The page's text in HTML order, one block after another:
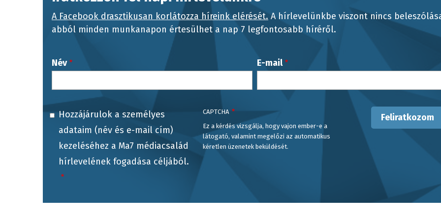
A Facebook drasztikusan korlátozza híreink elérését. A hírlevelünkbe viszont nincs
abból minden munkanapon értesülhet a nap 7 legfontosabb híréről.
Név E-mail
Hozzájárulok a személyes
adataim (név és e-mail cím)
kezeléséhez a Ma7 médiacsalád
hírlevelének fogadása céljából.
CAPTCHA
Ez a kérdés vizsgálja, hogy vajon ember-e a
látogató, valamint megelőzi az automatikus
kéretlen üzenetek beküldését.